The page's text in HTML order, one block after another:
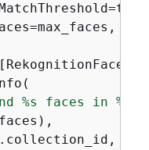
%s faces in %s